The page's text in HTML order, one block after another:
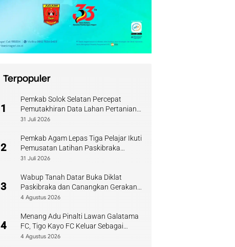
Terpopuler
1
Pemkab Solok Selatan Percepat
Pemutakhiran Data Lahan Pertanian
Pangan Berkelanjutan
31 Juli 2026
2
Pemkab Agam Lepas Tiga Pelajar Ikuti
Pemusatan Latihan Paskibraka
Sumbar
31 Juli 2026
3
Wabup Tanah Datar Buka Diklat
Paskibraka dan Canangkan Gerakan
Bendera
4 Agustus 2026
4
Menang Adu Pinalti Lawan Galatama
FC, Tigo Kayo FC Keluar Sebagai
Juara Piala Walikota Payakumbuh
4 Agustus 2026